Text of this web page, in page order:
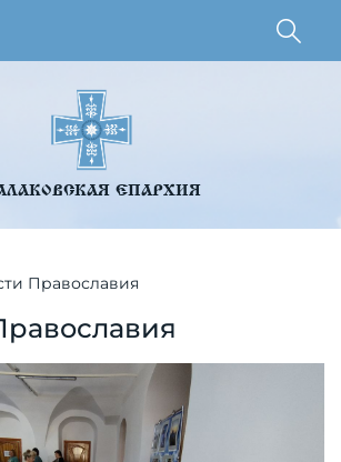
ЕПАРХИЯ
Православия